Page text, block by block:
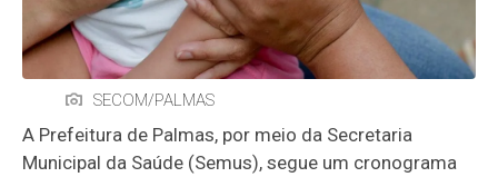
SECOM/PALMAS
A Prefeitura de Palmas, por meio da Secretaria
Municipal da Saúde (Semus), segue um cronograma